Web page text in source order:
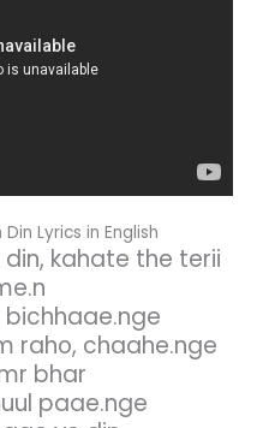
Lyrics in English
kahate the terii
bichhaae.nge
raho, chaahe.nge
bhar
paae.nge